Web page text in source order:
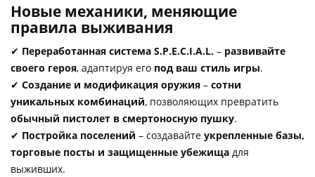
Новые механики, меняющие
правила выживания
✔ Переработанная система S.P.E.C.I.A.L. – развивайте
своего героя, адаптируя его под ваш стиль игры.
✔ Создание и модификация оружия – сотни
уникальных комбинаций, позволяющих превратить
обычный пистолет в смертоносную пушку.
✔ Постройка поселений – создавайте укрепленные базы,
торговые посты и защищенные убежища для
выживших.